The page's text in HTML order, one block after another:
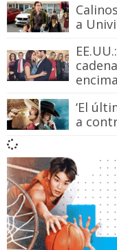
a
‘El
a